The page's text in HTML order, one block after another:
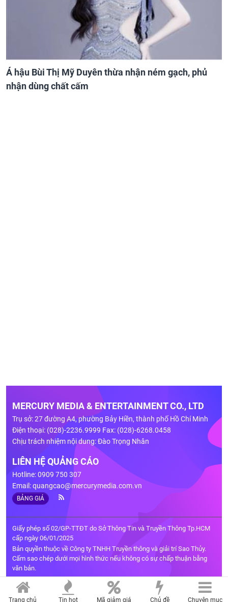
Á hậu Bùi Thị Mỹ Duyên thừa nhận ném gạch, phủ
nhận dùng chất cấm
MERCURY MEDIA & ENTERTAINMENT CO., LTD
Trụ sở: 27 đường A4, phường Bảy Hiền, thành phố Hồ Chí Minh
Điện thoại: (028)-2236.9999 Fax: (028)-6268.0458
Chịu trách nhiệm nội dung: Đào Trọng Nhân
LIÊN HỆ QUẢNG CÁO
Hotline: 0909 750 307
Email:quangcao@mercurymedia.com.vn
BẢNG GIÁ
Giấy phép số 02/GP-TTĐT do Sở Thông Tin và Truyền Thông Tp.HCM
cấp ngày 06/01/2025
Bản quyền thuộc về Công ty TNHH Truyền thông và giải trí Sao Thủy.
Cấm sao chép dưới mọi hình thức nếu không có sự chấp thuận bằng
văn bản.
Trang chủ Tin hot Mã giảm giá Chủ đề Chuyên mục